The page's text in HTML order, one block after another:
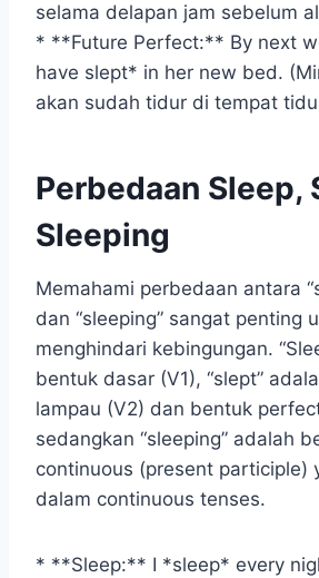
selama delapan jam sebelum
* **Future Perfect:** By next
have slept* in her new bed.
akan sudah tidur di tempat
Perbedaan Sleep,
Sleeping
Memahami perbedaan antara
dan “sleeping” sangat penting
menghindari kebingungan.
bentuk dasar (V1), “slept”
lampau (V2) dan bentuk
sedangkan “sleeping” adalah
continuous (present participle)
dalam continuous tenses.
* **Sleep:** I *sleep* every